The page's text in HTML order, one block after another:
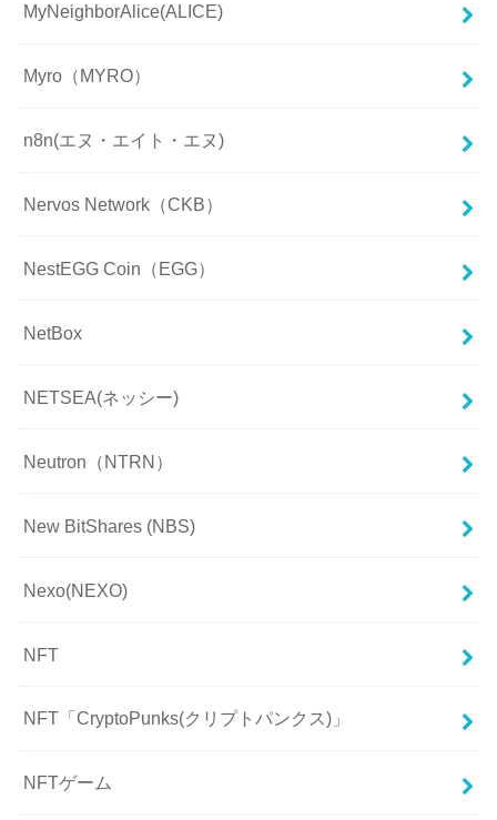
MyNeighborAlice(ALICE)
Myro（MYRO）
n8n(エヌ・エイト・エヌ)
Nervos Network（CKB）
NestEGG Coin（EGG）
NetBox
NETSEA(ネッシー)
Neutron（NTRN）
New BitShares (NBS)
Nexo(NEXO)
NFT
NFT「CryptoPunks(クリプトパンクス)」
NFTゲーム